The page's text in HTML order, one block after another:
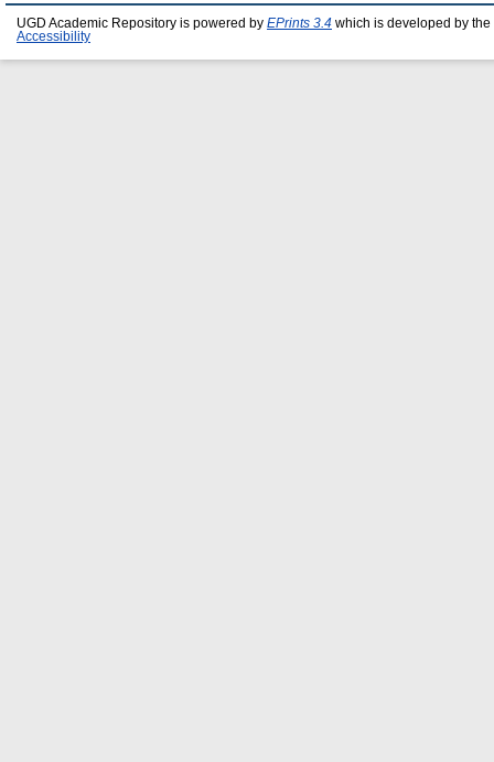
UGD Academic Repository is powered by EPrints 3.4 which is developed by the
Accessibility